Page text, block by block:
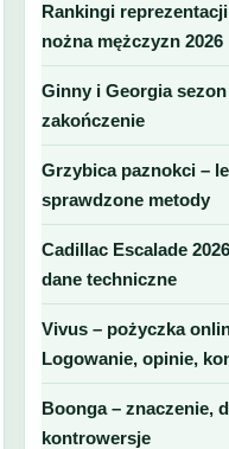
Rankingi
nożna mężczyzn 2026
Ginny i Georgia
zakończenie
Grzybica paznokci –
sprawdzone metody
Cadillac Escalade
dane techniczne
Vivus – pożyczka
Logowanie, opinie,
Boonga – znaczenie,
kontrowersje